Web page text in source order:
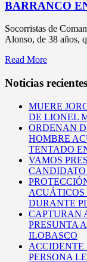
BARRANCO
Socorristas de
Alonso, de 38 años,
Read More
Noticias recientes
MUERE
DE LIONEL
ORDENAN
HOMBRE
TENTADO
VAMOS
ACUÁTICOS
DURANTE
CAPTURAN
PRESUNTA
ILOBASCO
ACCIDENTE
PERSONA